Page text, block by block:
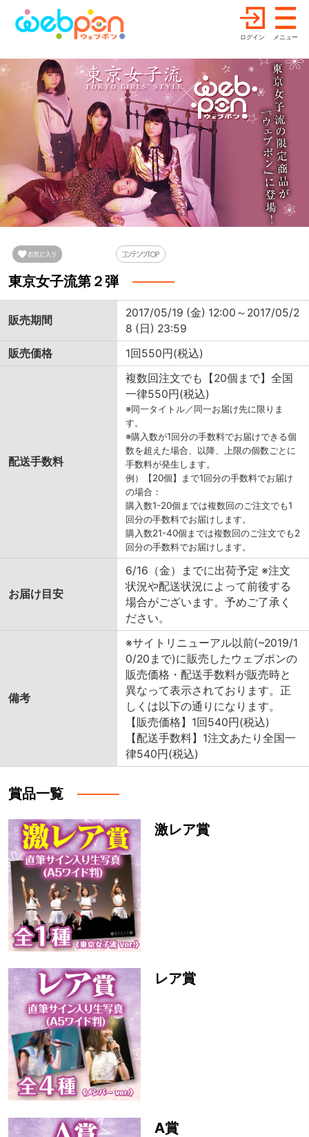
ログイン メニュー
東京女子流第２弾
販売期間
2017/05/19 (金) 12:00～2017/05/2
8 (日) 23:59
販売価格
1回550円(税込)
配送手数料
複数回注文でも【20個まで】全国
一律550円(税込)
※同一タイトル／同一お届け先に限りま
す。
※購入数が1回分の手数料でお届けできる個
数を超えた場合、以降、上限の個数ごとに
手数料が発生します。
例）【20個】まで1回分の手数料でお届け
の場合：
購入数1-20個までは複数回のご注文でも1
回分の手数料でお届けします。
購入数21-40個までは複数回のご注文でも2
回分の手数料でお届けします。
お届け目安
6/16（金）までに出荷予定 ※注文
状況や配送状況によって前後する
場合がございます。予めご了承く
ださい。
備考
※サイトリニューアル以前(~2019/1
0/20まで)に販売したウェブポンの
販売価格・配送手数料が販売時と
異なって表示されております。正
しくは以下の通りになります。
【販売価格】1回540円(税込)
【配送手数料】1注文あたり全国一
律540円(税込)
賞品一覧
激レア賞
レア賞
A賞